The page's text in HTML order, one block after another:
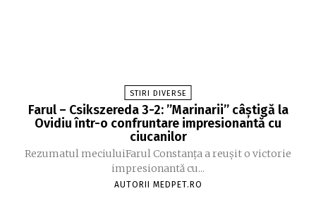
STIRI DIVERSE
Farul – Csikszereda 3-2: ”Marinarii” câștigă la
Ovidiu într-o confruntare impresionantă cu
ciucanilor
Rezumatul meciuluiFarul Constanța a reușit o victorie
impresionantă cu...
AUTORII MEDPET.RO